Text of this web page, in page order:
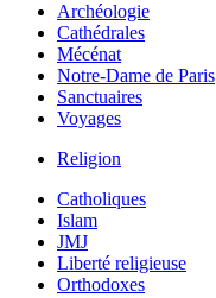
Archéologie
Cathédrales
Mécénat
Notre-Dame de Paris
Sanctuaires
Voyages
Religion
Catholiques
Islam
JMJ
Liberté religieuse
Orthodoxes